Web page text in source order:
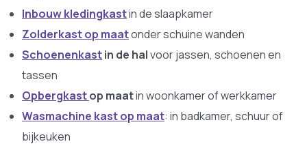
Inbouw kledingkastin de slaapkamer
Zolderkast op maatonder schuine wanden
Schoenenkastin de halvoor jassen, schoenen en
tassen
Opbergkastop maatin woonkamer of werkkamer
Wasmachine kast op maat: in badkamer, schuur of
bijkeuken